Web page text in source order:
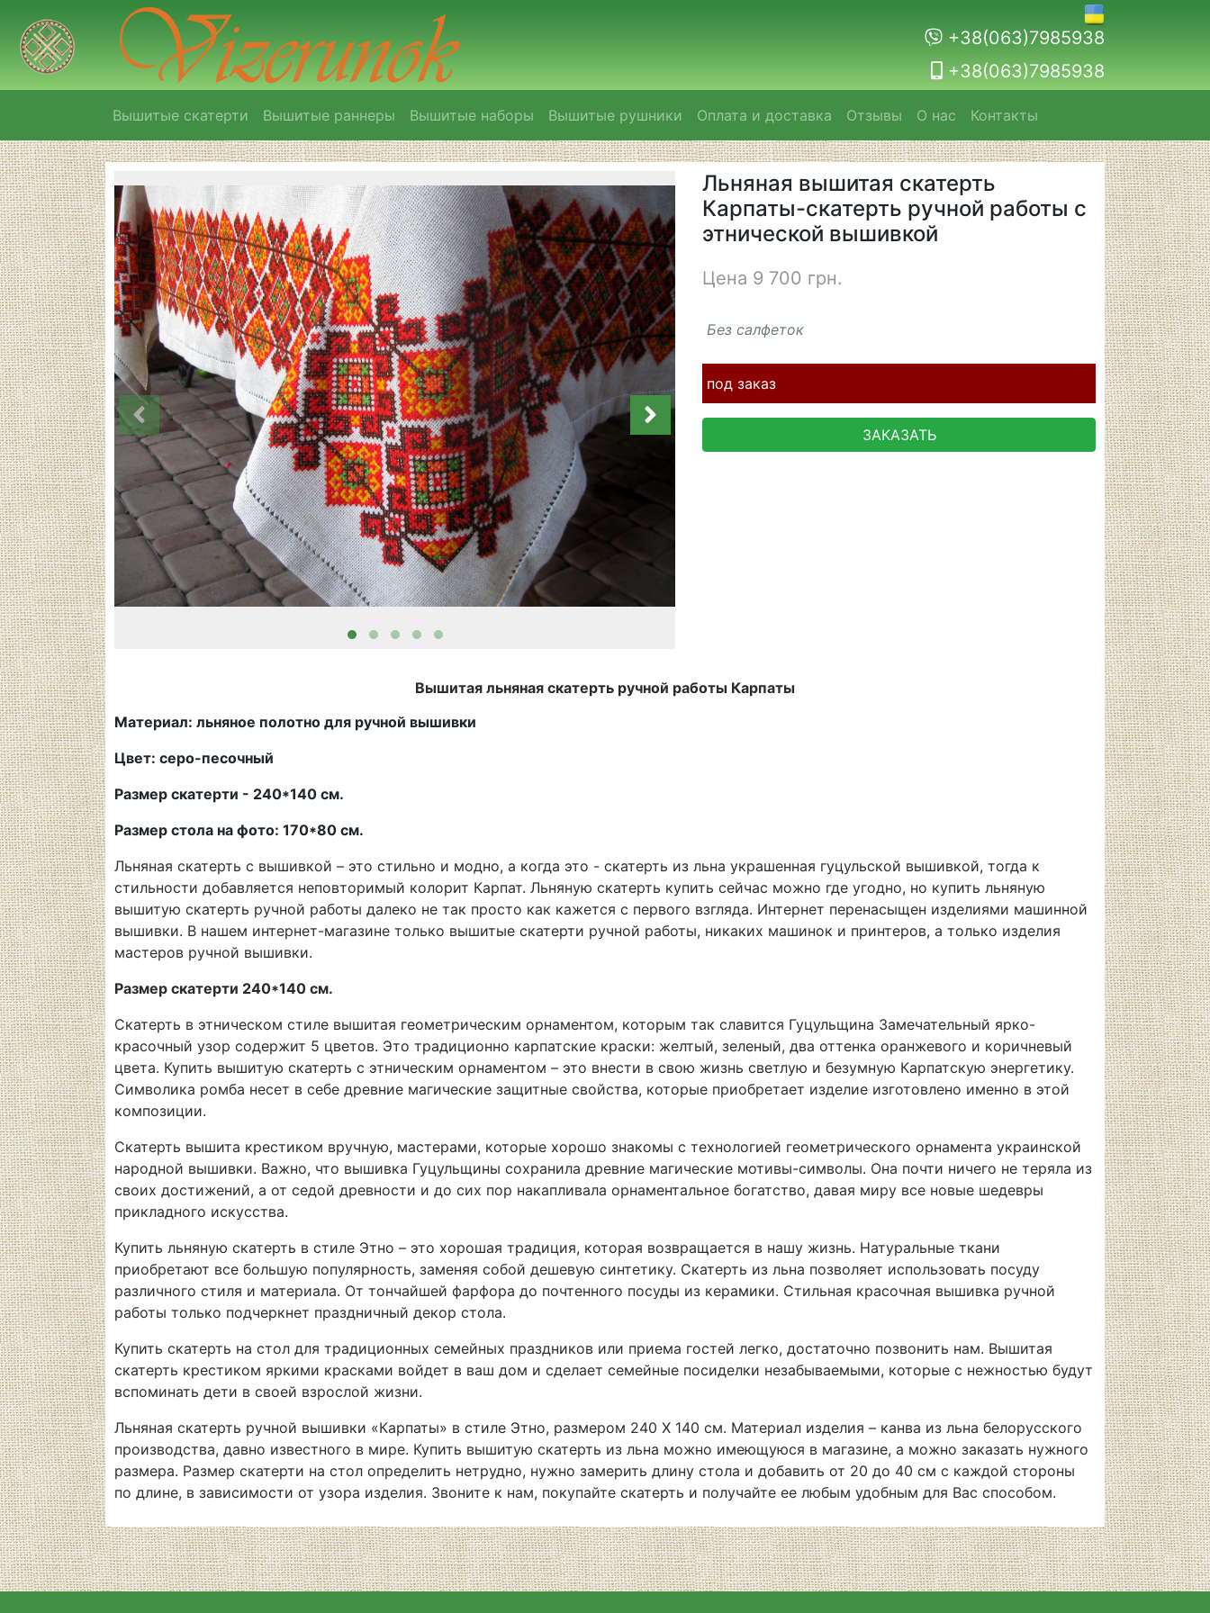
+38(063)7985938
+38(063)7985938
Вышитые скатерти Вышитые раннеры Вышитые наборы Вышитые рушники Оплата и доставка Отзывы О нас Контакты
Льняная вышитая скатерть
Карпаты-скатерть ручной работы с
этнической вышивкой
Цена 9 700 грн.
Без салфеток
под заказ
ЗАКАЗАТЬ
Вышитая льняная скатерть ручной работы Карпаты
Материал: льняное полотно для ручной вышивки
Цвет: серо-песочный
Размер скатерти - 240*140 см.
Размер стола на фото: 170*80 см.
Льняная скатерть с вышивкой – это стильно и модно, а когда это - скатерть из льна украшенная гуцульской вышивкой, тогда к
стильности добавляется неповторимый колорит Карпат. Льняную скатерть купить сейчас можно где угодно, но купить льняную
вышитую скатерть ручной работы далеко не так просто как кажется с первого взгляда. Интернет перенасыщен изделиями машинной
вышивки. В нашем интернет-магазине только вышитые скатерти ручной работы, никаких машинок и принтеров, а только изделия
мастеров ручной вышивки.
Размер скатерти 240*140 см.
Скатерть в этническом стиле вышитая геометрическим орнаментом, которым так славится Гуцульщина Замечательный ярко-
красочный узор содержит 5 цветов. Это традиционно карпатские краски: желтый, зеленый, два оттенка оранжевого и коричневый
цвета. Купить вышитую скатерть с этническим орнаментом – это внести в свою жизнь светлую и безумную Карпатскую энергетику.
Символика ромба несет в себе древние магические защитные свойства, которые приобретает изделие изготовлено именно в этой
композиции.
Скатерть вышита крестиком вручную, мастерами, которые хорошо знакомы с технологией геометрического орнамента украинской
народной вышивки. Важно, что вышивка Гуцульщины сохранила древние магические мотивы-символы. Она почти ничего не теряла из
своих достижений, а от седой древности и до сих пор накапливала орнаментальное богатство, давая миру все новые шедевры
прикладного искусства.
Купить льняную скатерть в стиле Этно – это хорошая традиция, которая возвращается в нашу жизнь. Натуральные ткани
приобретают все большую популярность, заменяя собой дешевую синтетику. Скатерть из льна позволяет использовать посуду
различного стиля и материала. От тончайшей фарфора до почтенного посуды из керамики. Стильная красочная вышивка ручной
работы только подчеркнет праздничный декор стола.
Купить скатерть на стол для традиционных семейных праздников или приема гостей легко, достаточно позвонить нам. Вышитая
скатерть крестиком яркими красками войдет в ваш дом и сделает семейные посиделки незабываемыми, которые с нежностью будут
вспоминать дети в своей взрослой жизни.
Льняная скатерть ручной вышивки «Карпаты» в стиле Этно, размером 240 Х 140 см. Материал изделия – канва из льна белорусского
производства, давно известного в мире. Купить вышитую скатерть из льна можно имеющуюся в магазине, а можно заказать нужного
размера. Размер скатерти на стол определить нетрудно, нужно замерить длину стола и добавить от 20 до 40 см с каждой стороны
по длине, в зависимости от узора изделия. Звоните к нам, покупайте скатерть и получайте ее любым удобным для Вас способом.